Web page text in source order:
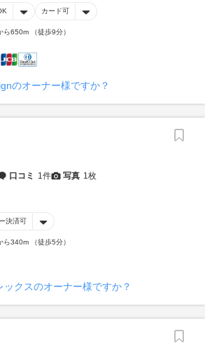
カード可
ら650m （徒歩9分）
のオーナー様ですか？
口コミ 1件 写真 1枚
決済可
ら340m （徒歩5分）
ックスのオーナー様ですか？